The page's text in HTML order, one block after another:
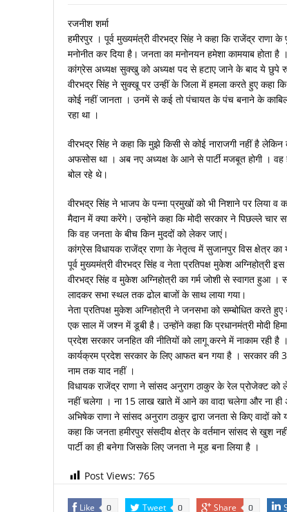
रजनीश शर्मा
हमीरपुर । पूर्व मुख्यमंत्री वीरभद्र सिंह ने कहा कि राजेंद्र
मनोनीत कर दिया है। जनता का मनोनयन हमेशा कामयाब
कांग्रेस अध्यक्ष सुक्खु को अध्यक्ष पद से हटाए जाने के बाद ये
वीरभद्र सिंह ने सुक्खू पर उन्हीं के जिला में हमला करते हुए कहा
कोई नहीं जानता । उनमें से कई तो पंचायत के पंच बनाने के
रहा था ।
वीरभद्र सिंह ने कहा कि मुझे किसी से कोई नाराजगी नहीं है
अफसोस था । अब नए अध्यक्ष के आने से पार्टी मजबूत होगी । वह
बोल रहे थे।
वीरभद्र सिंह ने भाजप के पन्ना प्रमुखों को भी निशाने पर लिया व
मैदान में क्या करेंगे। उन्होंने कहा कि मोदी सरकार ने पिछल्ले
कि वह जनता के बीच किन मुददों को लेकर जाएं।
कांग्रेस विधायक राजेंद्र राणा के नेतृत्व में सुजानपुर विस क्षेत्र
पूर्व मुख्यमंत्री वीरभद्र सिंह व नेता प्रतिपक्ष मुकेश
वीरभद्र सिंह व मुकेश अग्निहोत्री का गर्म जोशी से स्वागत हुआ
लादकर सभा स्थल तक ढोल बाजों के साथ लाया गया।
नेता प्रतिपक्ष मुकेश अग्निहोत्री ने जनसभा को सम्बोधित करते
एक साल में जश्न में डूबी है। उन्होंने कहा कि प्रधानमंत्री मोदी
प्रदेश सरकार जनहित की नीतियों को लागू करने में नाकाम रही
कार्यक्रम प्रदेश सरकार के लिए आफत बन गया है । सरकार की
नाम तक याद नहीं ।
विधायक राजेंद्र राणा ने सांसद अनुराग ठाकुर के रेल प्रोजेक्ट
नहीं चलेगा । ना 15 लाख खाते में आने का वादा चलेगा और ना ही
अभिषेक राणा ने सांसद अनुराग ठाकुर द्वारा जनता से किए वादों को
कहा कि जनता हमीरपुर संसदीय क्षेत्र के वर्तमान सांसद से खुश
पार्टी का ही बनेगा जिसके लिए जनता ने मूड बना लिया है ।
Post Views: 765
Like 0 Tweet 0 Share 0